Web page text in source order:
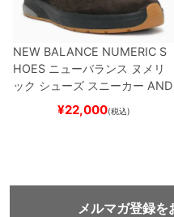
NEW BALANCE NUMERIC S
HOES ニューバランス ヌメリ
ック シューズ スニーカー AND
REW REYNOLDS 933
BROWN/BLACKスケート
¥22,000(税込)
メルマガ登録を